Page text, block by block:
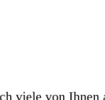
viele von Ihnen